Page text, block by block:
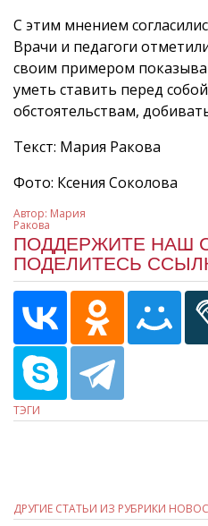
С этим мнением
Врачи и педагоги
своим примером
уметь ставить перед
обстоятельствам,
Текст: Мария Ракова
Фото: Ксения Соколова
Автор: Мария
Ракова
ПОДДЕРЖИТЕ НАШ
ПОДЕЛИТЕСЬ
ТЭГИ
ДРУГИЕ СТАТЬИ ИЗ РУБРИКИ